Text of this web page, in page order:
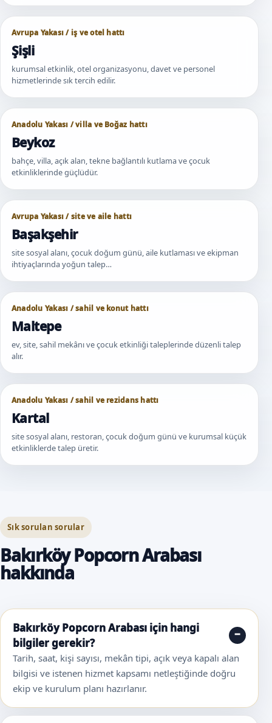
Avrupa Yakası / iş ve otel hattı
Şişli
kurumsal etkinlik, otel organizasyonu, davet ve personel
hizmetlerinde sık tercih edilir.
Anadolu Yakası / villa ve Boğaz hattı
Beykoz
bahçe, villa, açık alan, tekne bağlantılı kutlama ve çocuk
etkinliklerinde güçlüdür.
Avrupa Yakası / site ve aile hattı
Başakşehir
site sosyal alanı, çocuk doğum günü, aile kutlaması ve ekipman
ihtiyaçlarında yoğun talep…
Anadolu Yakası / sahil ve konut hattı
Maltepe
ev, site, sahil mekânı ve çocuk etkinliği taleplerinde düzenli talep
alır.
Anadolu Yakası / sahil ve rezidans hattı
Kartal
site sosyal alanı, restoran, çocuk doğum günü ve kurumsal küçük
etkinliklerde talep üretir.
Sık sorulan sorular
Bakırköy Popcorn Arabası
hakkında
Bakırköy Popcorn Arabası için hangi
bilgiler gerekir?
Tarih, saat, kişi sayısı, mekân tipi, açık veya kapalı alan
bilgisi ve istenen hizmet kapsamı netleştiğinde doğru
ekip ve kurulum planı hazırlanır.